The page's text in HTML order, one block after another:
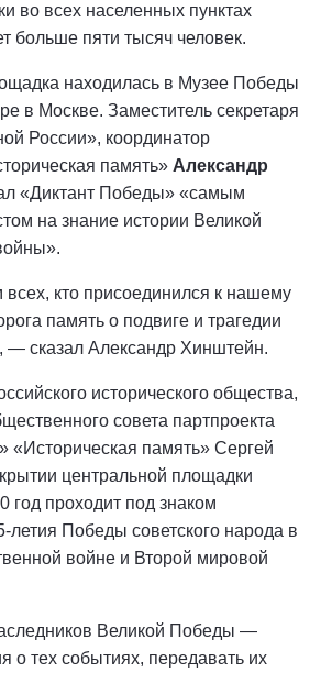
во всех населенных пунктах
больше пяти тысяч человек.
находилась в Музее Победы
в Москве. Заместитель секретаря
России», координатор
память» Александр
«Диктант Победы» «самым
на знание истории Великой
кто присоединился к нашему
память о подвиге и трагедии
— сказал Александр Хинштейн.
исторического общества,
совета партпроекта
«Историческая память» Сергей
центральной площадки
год проходит под знаком
летия Победы советского народа в
войне и Второй мировой
Великой Победы —
о тех событиях, передавать их